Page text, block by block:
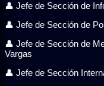
👤 Jefe de Sección de
👤 Jefe de Sección de
👤 Jefe de Sección de
Vargas
👤 Jefe de Sección